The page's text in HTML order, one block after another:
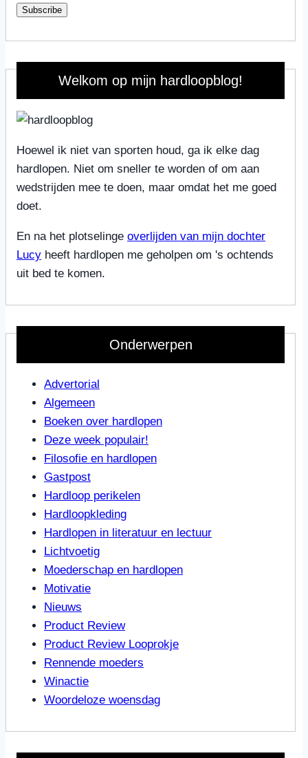
Subscribe
Welkom op mijn hardloopblog!
Hoewel ik niet van sporten houd, ga ik elke dag
hardlopen. Niet om sneller te worden of om aan
wedstrijden mee te doen, maar omdat het me goed
doet.
En na het plotselinge overlijden van mijn dochter
Lucy heeft hardlopen me geholpen om 's ochtends
uit bed te komen.
Onderwerpen
Advertorial
Algemeen
Boeken over hardlopen
Deze week populair!
Filosofie en hardlopen
Gastpost
Hardloop perikelen
Hardloopkleding
Hardlopen in literatuur en lectuur
Lichtvoetig
Moederschap en hardlopen
Motivatie
Nieuws
Product Review
Product Review Looprokje
Rennende moeders
Winactie
Woordeloze woensdag